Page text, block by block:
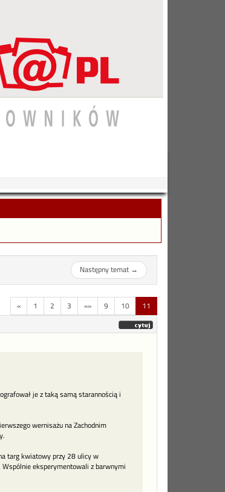
Następny temat→
« 1 2 3 «» 9 10 11
je z taką samą starannością i
wernisażu na Zachodnim
targ kwiatowy przy 28 ulicy w
Wspólnie eksperymentowali z barwnymi